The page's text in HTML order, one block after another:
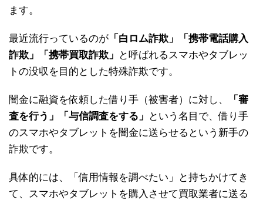
ます。
最近流行っているのが 「白ロム詐欺」「携帯電話購入
詐欺」「携帯買取詐欺」
と呼ばれるスマホやタブレッ
トの没収を目的とした特殊詐欺です。
闇金に融資を依頼した借り手（被害者）に対し、
「審
査を行う」「与信調査をする」
という名目で、借り手
のスマホやタブレットを闇金に送らせるという新手の
詐欺です。
具体的には、「信用情報を調べたい」と持ちかけてき
て、スマホやタブレットを購入させて買取業者に送る